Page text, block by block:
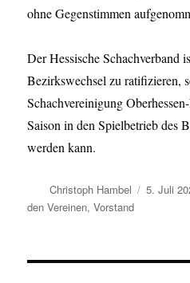
ohne Gegenstimmen
Der Hessische Schachverband
Bezirkswechsel zu ratifizieren,
Schachvereinigung
Saison in den Spielbetrieb des
werden kann.
Autor
Christoph Hambel 5. Juli
den Vereinen,Vorstand